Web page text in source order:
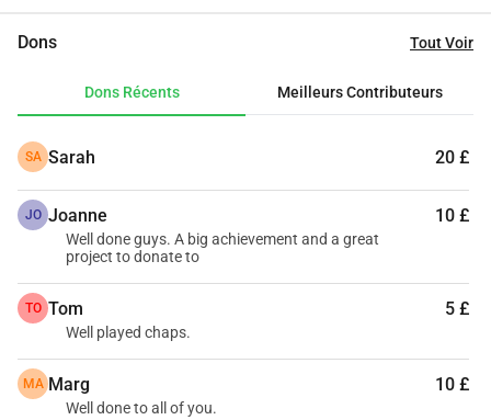
Dons Tout Voir
Dons Récents Meilleurs Contributeurs
SA Sarah 20 £
JO Joanne 10 £
Well done guys. A big achievement and a great
project to donate to
TO Tom 5 £
Well played chaps.
MA Marg 10 £
Well done to all of you.